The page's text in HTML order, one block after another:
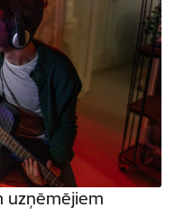
uzņēmējiem